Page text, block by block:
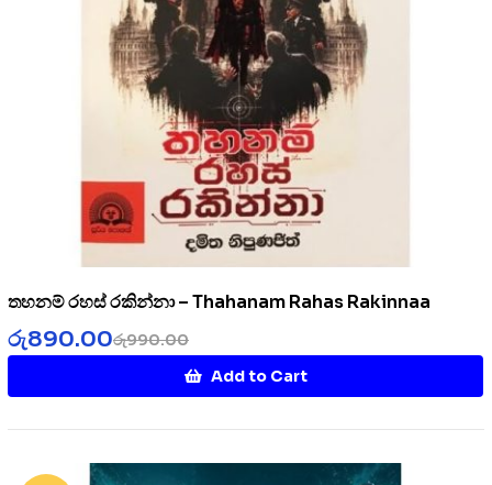
තහනම් රහස් රකින්නා – Thahanam Rahas Rakinnaa
රු990.00
රු890.00
Add to Cart